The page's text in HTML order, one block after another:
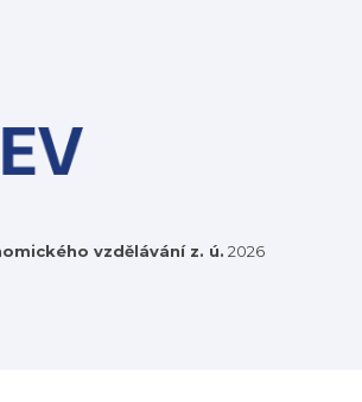
vzdělávání z. ú. 2026